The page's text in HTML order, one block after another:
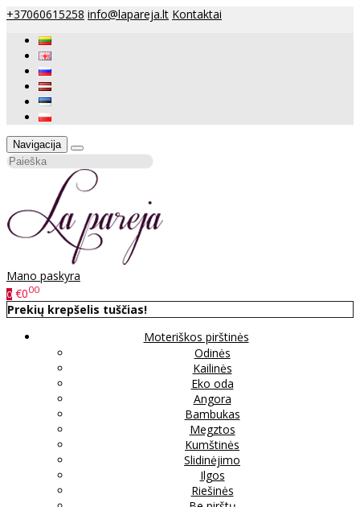
+37060615258 info@lapareja.lt Kontaktai
Navigacija
Mano paskyra
0 €000
Prekių krepšelis tuščias!
Moteriškos pirštinės
Odinės
Kailinės
Eko oda
Angora
Bambukas
Megztos
Kumštinės
Slidinėjimo
Ilgos
Riešinės